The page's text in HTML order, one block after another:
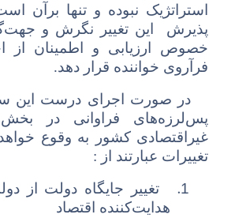
استراتژیک نبوده و تنها برآن
پذیرش این تغییر نگرش و
خصوص ارزیابی و اطمینان از
فرآروی خواننده قرار دهد.
در صورت اجرای درست این
پس‌لرزه‌های فراوانی در
غیراقتصادی کشور به وقوع
تغییرات عبارتند از :
1.
تغییر جایگاه دولت از
هدایت‌کننده اقتصاد